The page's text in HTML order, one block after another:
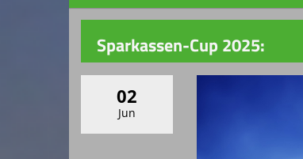
Sparkassen-Cup 2025:
02
Jun